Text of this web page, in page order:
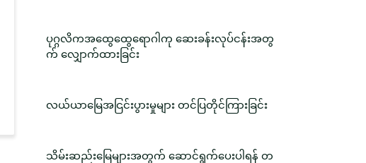
ပုဂ္ဂလိကအထွေထွေရောဂါကု ဆေးခန်းလုပ်ငန်းအတွ
က် လျှောက်ထားခြင်း
လယ်ယာမြေအငြင်းပွားမှုများ တင်ပြတိုင်ကြားခြင်း
သိမ်းဆည်းမြေများအတွက် ဆောင်ရွက်ပေးပါရန် တ